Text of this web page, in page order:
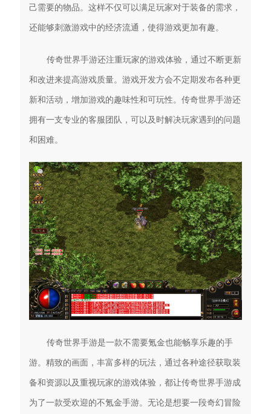
己需要的物品。这样不仅可以满足玩家对于装备的需求，
还能够刺激游戏中的经济流通，使得游戏更加有趣。
传奇世界手游还注重玩家的游戏体验，通过不断更新
和改进来提高游戏质量。游戏开发方会不定期发布各种更
新和活动，增加游戏的趣味性和可玩性。传奇世界手游还
拥有一支专业的客服团队，可以及时解决玩家遇到的问题
和困难。
传奇世界手游是一款不需要氪金也能畅享乐趣的手
游。精致的画面，丰富多样的玩法，通过各种途径获取装
备和资源以及重视玩家的游戏体验，都让传奇世界手游成
为了一款受欢迎的不氪金手游。无论是想要一段奇幻冒险